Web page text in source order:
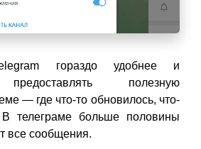
гораздо удобнее и
полезную
— где что-то обновилось, что-
телеграме больше половины
все сообщения.